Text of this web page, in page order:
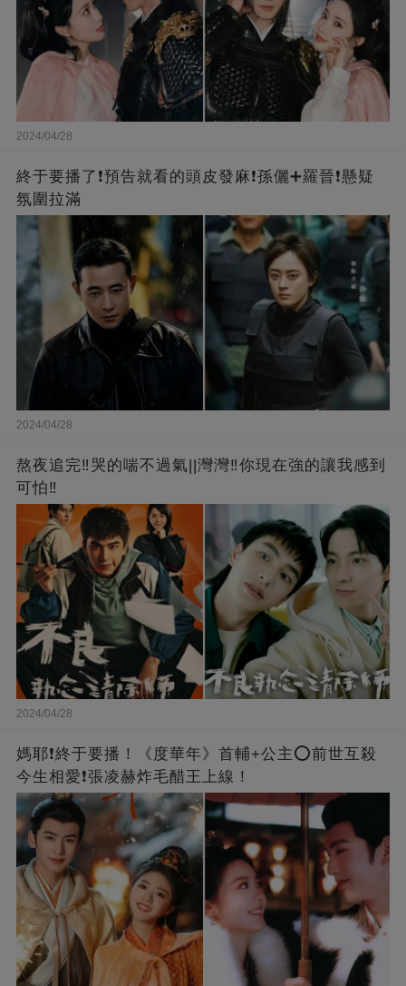
2024/04/28
終于要播了❗️預告就看的頭皮發麻❗️孫儷➕羅晉❗懸疑
氛圍拉滿
2024/04/28
熬夜追完‼️哭的喘不過氣||灣灣‼️你現在強的讓我感到
可怕‼️
2024/04/28
媽耶❗️終于要播！《度華年》首輔+公主⭕前世互殺
今生相愛❗張凌赫炸毛醋王上線！